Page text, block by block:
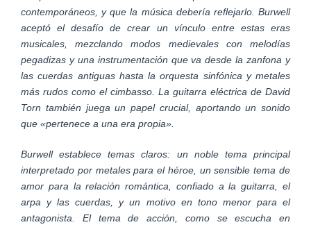
contemporáneos, y que la música debería reflejarlo. Burwell
aceptó el desafío de crear un vínculo entre estas eras
musicales, mezclando modos medievales con melodías
pegadizas y una instrumentación que va desde la zanfona y
las cuerdas antiguas hasta la orquesta sinfónica y metales
más rudos como el cimbasso. La guitarra eléctrica de David
Torn también juega un papel crucial, aportando un sonido
que «pertenece a una era propia».
Burwell establece temas claros: un noble tema principal
interpretado por metales para el héroe, un sensible tema de
amor para la relación romántica, confiado a la guitarra, el
arpa y las cuerdas, y un motivo en tono menor para el
antagonista. El tema de acción, como se escucha en